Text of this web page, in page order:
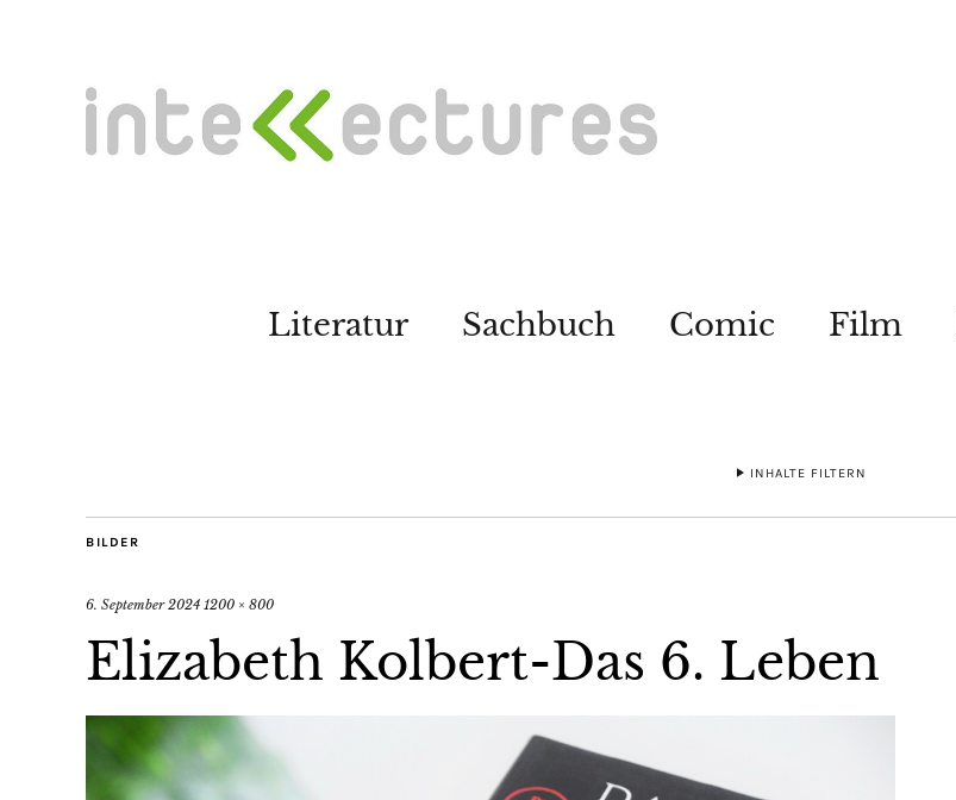
Literatur Sachbuch Comic Film
INHALTE FILTERN
BILDER
6. September 2024 1200 × 800
Elizabeth Kolbert-Das 6. Leben